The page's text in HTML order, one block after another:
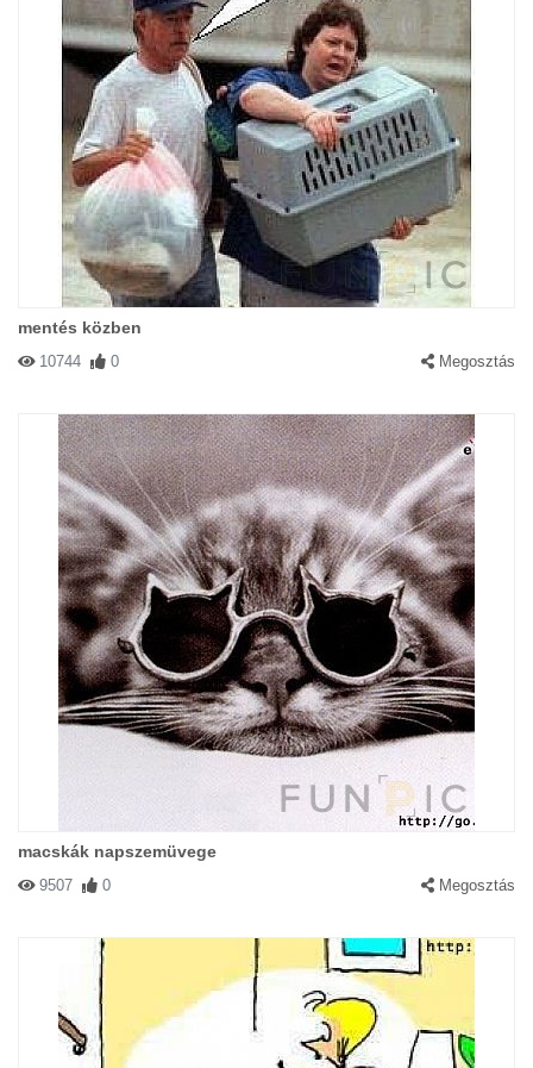
mentés közben
10744 0 Megosztás
macskák napszemüvege
9507 0 Megosztás